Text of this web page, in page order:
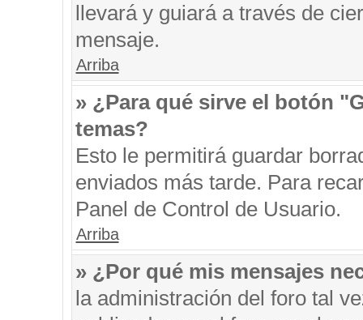
llevará y guiará a través de
mensaje.
Arriba
» ¿Para qué sirve el botón
temas?
Esto le permitirá guardar
enviados más tarde. Para
Panel de Control de Usuario.
Arriba
» ¿Por qué mis mensajes
la administración del foro tal